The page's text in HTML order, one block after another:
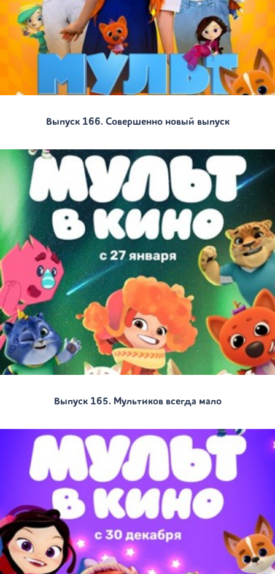
Выпуск 166. Совершенно новый выпуск
Выпуск 165. Мультиков всегда мало